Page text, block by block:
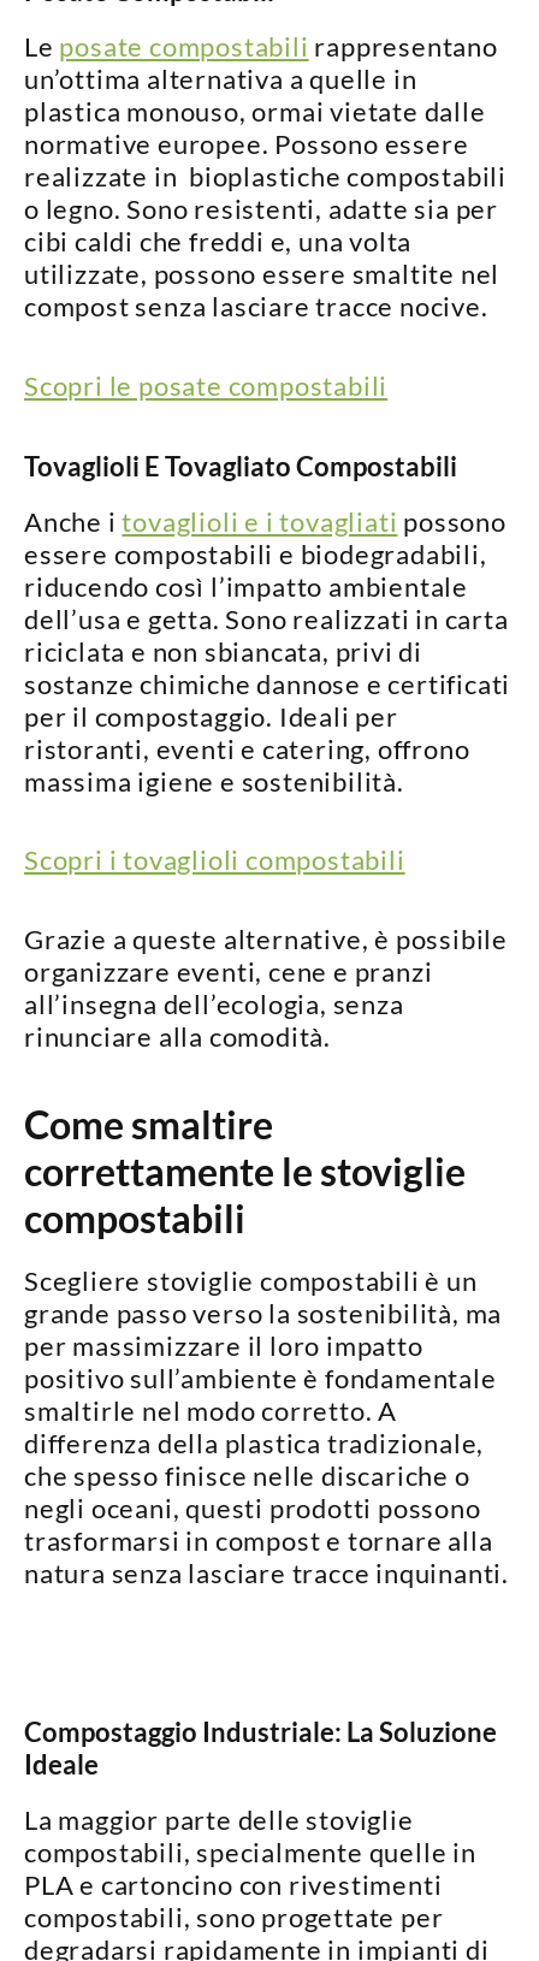
PER LA TAVOLA
VASSOI E COTTURA
TERMOSALDABILI
PERSONALIZZATI
Le posate compostabili rappresentano
un’ottima alternativa a quelle in
plastica monouso, ormai vietate dalle
normative europee. Possono essere
realizzate in bioplastiche compostabili
o legno. Sono resistenti, adatte sia per
cibi caldi che freddi e, una volta
utilizzate, possono essere smaltite nel
compost senza lasciare tracce nocive.
Scopri le posate compostabili
Tovaglioli E Tovagliato Compostabili
Anche itovaglioli e i tovagliati possono
essere compostabili e biodegradabili,
riducendo così l’impatto ambientale
dell’usa e getta. Sono realizzati in carta
riciclata e non sbiancata, privi di
sostanze chimiche dannose e certificati
per il compostaggio. Ideali per
ristoranti, eventi e catering, offrono
massima igiene e sostenibilità.
Scopri i tovaglioli compostabili
Grazie a queste alternative, è possibile
organizzare eventi, cene e pranzi
all’insegna dell’ecologia, senza
rinunciare alla comodità.
Come smaltire
correttamente le stoviglie
compostabili
Scegliere stoviglie compostabili è un
grande passo verso la sostenibilità, ma
per massimizzare il loro impatto
positivo sull’ambiente è fondamentale
smaltirle nel modo corretto. A
differenza della plastica tradizionale,
che spesso finisce nelle discariche o
negli oceani, questi prodotti possono
trasformarsi in composte tornare alla
natura senza lasciare tracce inquinanti.
Compostaggio Industriale: La Soluzione
Ideale
La maggior parte delle stoviglie
compostabili, specialmente quelle in
PLA e cartoncino con rivestimenti
compostabili, sono progettate per
degradarsi rapidamente in impianti di